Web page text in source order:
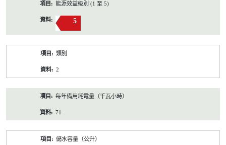
能源效益級別 (1 至 5)
5
類別
2
每年備用耗電量（千瓦小時）
71
儲水容量（公升）